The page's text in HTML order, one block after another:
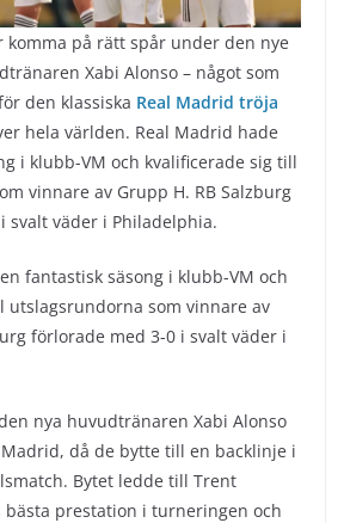
komma på rätt spår under den nye
Xabi Alonso – något som
den klassiska Real Madrid tröja
hela världen. Real Madrid hade
i klubb-VM och kvalificerade sig till
vinnare av Grupp H. RB Salzburg
svalt väder i Philadelphia.
fantastisk säsong i klubb-VM och
utslagsrundorna som vinnare av
förlorade med 3-0 i svalt väder i
nya huvudtränaren Xabi Alonso
då de bytte till en backlinje i
Bytet ledde till Trent
bästa prestation i turneringen och